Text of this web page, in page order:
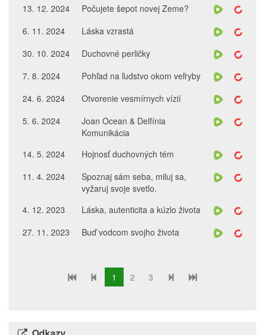
13. 12. 2024
Počujete šepot novej Zeme?
6. 11. 2024
Láska vzrastá
30. 10. 2024
Duchovné perličky
7. 8. 2024
Pohľad na ľudstvo okom veľryby
24. 6. 2024
Otvorenie vesmírnych vízií
5. 6. 2024
Joan Ocean & Delfínia
Komunikácia
14. 5. 2024
Hojnosť duchovných tém
11. 4. 2024
Spoznaj sám seba, miluj sa,
vyžaruj svoje svetlo.
4. 12. 2023
Láska, autenticita a kúzlo života
27. 11. 2023
Buď vodcom svojho života
1 2 3